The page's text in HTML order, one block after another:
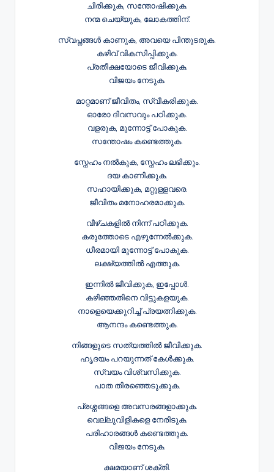
ചിരിക്കുക, സന്തോഷിക്കുക.
നന്മ ചെയ്യുക, ലോകത്തിന്.
സ്വപ്നങ്ങൾ കാണുക, അവയെ പിന്തുടരുക.
കഴിവ് വികസിപ്പിക്കുക.
പ്രതീക്ഷയോടെ ജീവിക്കുക.
വിജയം നേടുക.
മാറ്റമാണ് ജീവിതം, സ്വീകരിക്കുക.
ഓരോ ദിവസവും പഠിക്കുക.
വളരുക, മുന്നോട്ട് പോകുക.
സന്തോഷം കണ്ടെത്തുക.
സ്നേഹം നൽകുക, സ്നേഹം ലഭിക്കും.
ദയ കാണിക്കുക.
സഹായിക്കുക, മറ്റുള്ളവരെ.
ജീവിതം മനോഹരമാക്കുക.
വീഴ്ചകളിൽ നിന്ന് പഠിക്കുക.
കരുത്തോടെ എഴുന്നേൽക്കുക.
ധീരമായി മുന്നോട്ട് പോകുക.
ലക്ഷ്യത്തിൽ എത്തുക.
ഇന്നിൽ ജീവിക്കുക, ഇപ്പോൾ.
കഴിഞ്ഞതിനെ വിട്ടുകളയുക.
നാളെയെക്കുറിച്ച് പ്രയത്നിക്കുക.
ആനന്ദം കണ്ടെത്തുക.
നിങ്ങളുടെ സത്യത്തിൽ ജീവിക്കുക.
ഹൃദയം പറയുന്നത് കേൾക്കുക.
സ്വയം വിശ്വസിക്കുക.
പാത തിരഞ്ഞെടുക്കുക.
പ്രശ്നങ്ങളെ അവസരങ്ങളാക്കുക.
വെല്ലുവിളികളെ നേരിടുക.
പരിഹാരങ്ങൾ കണ്ടെത്തുക.
വിജയം നേടുക.
ക്ഷമയാണ് ശക്തി.